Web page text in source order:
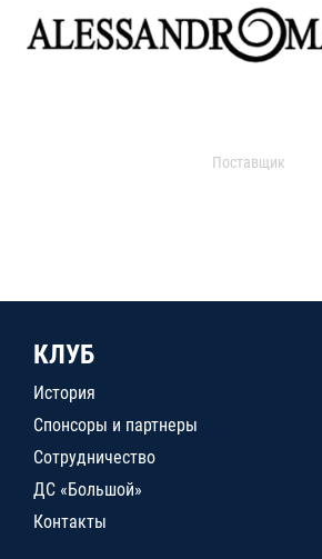
Поставщик
КЛУБ
История
Спонсоры и партнеры
Сотрудничество
ДС «Большой»
Контакты